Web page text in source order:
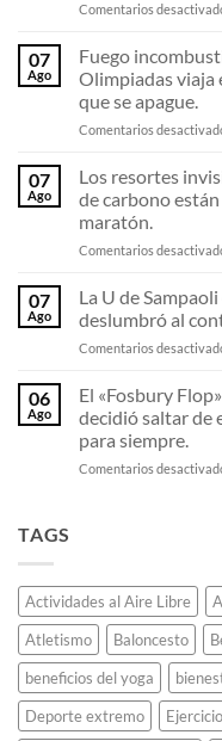
Comentarios
07
Ago
Fuego
Olimpiadas viaja
que se apague.
Comentarios
07
Ago
Los resortes
de carbono
maratón.
Comentarios
07
Ago
La U de
deslumbró al
Comentarios
06
Ago
El «Fosbury
decidió saltar de
para siempre.
Comentarios
TAGS
Actividades al Aire Libre
Atletismo
Baloncesto
beneficios del yoga
Deporte extremo